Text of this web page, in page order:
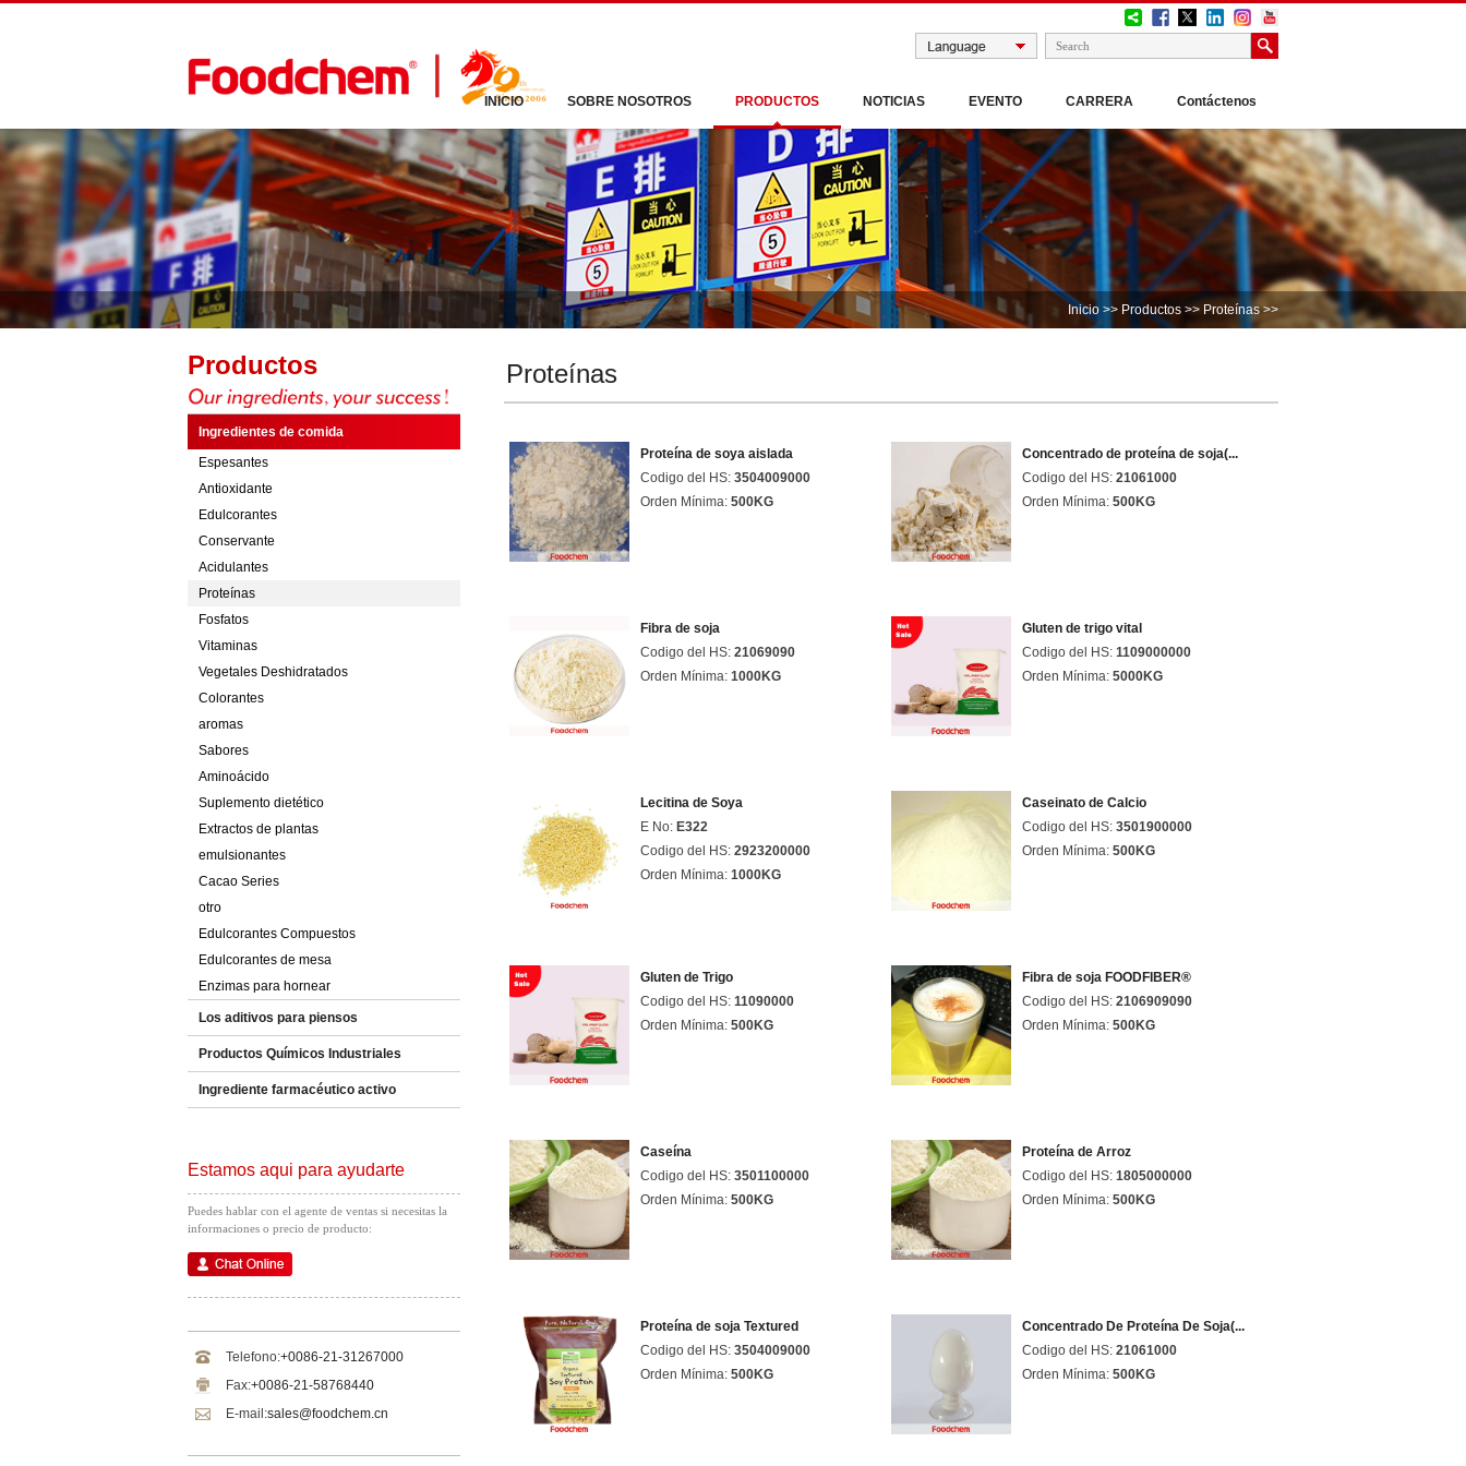
INICIO SOBRE NOSOTROS PRODUCTOS NOTICIAS EVENTO CARRERA Contáctenos
Inicio >> Productos >> Proteínas>>
Productos
Ingredientes de comida
Espesantes
Antioxidante
Edulcorantes
Conservante
Acidulantes
Proteínas
Fosfatos
Vitaminas
Vegetales Deshidratados
Colorantes
aromas
Sabores
Aminoácido
Suplemento dietético
Extractos de plantas
emulsionantes
Cacao Series
otro
Edulcorantes Compuestos
Edulcorantes de mesa
Enzimas para hornear
Los aditivos para piensos
Productos Químicos Industriales
Ingrediente farmacéutico activo
Estamos aqui para ayudarte
Puedes hablar con el agente de ventas si necesitas la
informaciones o precio de producto:
Telefono:+0086-21-31267000
Fax:+0086-21-58768440
E-mail:sales@foodchem.cn
Proteínas
Proteína de soya aislada
Codigo del HS: 3504009000
Orden Mínima: 500KG
Concentrado de proteína de soja(...
Codigo del HS: 21061000
Orden Mínima: 500KG
Fibra de soja
Codigo del HS: 21069090
Orden Mínima: 1000KG
Gluten de trigo vital
Codigo del HS: 1109000000
Orden Mínima: 5000KG
Lecitina de Soya
E No: E322
Codigo del HS: 2923200000
Orden Mínima: 1000KG
Caseinato de Calcio
Codigo del HS: 3501900000
Orden Mínima: 500KG
Gluten de Trigo
Codigo del HS: 11090000
Orden Mínima: 500KG
Fibra de soja FOODFIBER®
Codigo del HS: 2106909090
Orden Mínima: 500KG
Caseína
Codigo del HS: 3501100000
Orden Mínima: 500KG
Proteína de Arroz
Codigo del HS: 1805000000
Orden Mínima: 500KG
Proteína de soja Textured
Codigo del HS: 3504009000
Orden Mínima: 500KG
Concentrado De Proteína De Soja(...
Codigo del HS: 21061000
Orden Mínima: 500KG